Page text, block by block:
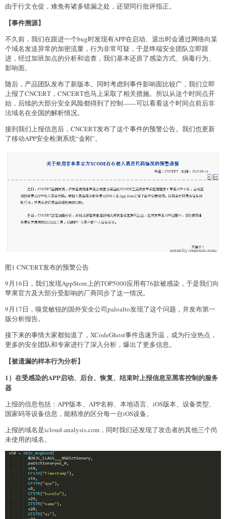
由于行文仓促，难免有诸多错漏之处，还望同行批评指正。
【事件溯源】
不久前，我们在跟进一个bug时发现有APP在启动、退出时会通过网络向某
个域名发送异常的加密流量，行为非常可疑，于是终端安全团队立即跟
进，经过加班加点的分析和追查，我们基本还原了感染方式、病毒行为、
影响面。
随后，产品团队发布了新版本。同时考虑到事件影响面比较广，我们立即
上报了CNCERT，CNCERT也马上采取了相关措施。所以从这个时间点开
始，后续的大部分安全风险都得到了控制——可以看看这个时间点前后非
法域名在全国的解析情况。
接到我们上报信息后，CNCERT发布了这个事件的预警公告。我们也更新
了移动APP安全检测系统“金刚”。
图1 CNCERT发布的预警公告
9月16日，我们发现AppStore上的TOP5000应用有76款被感染，于是我们向
苹果官方及大部分受影响的厂商同步了这一情况。
9月17日，嗅觉敏锐的国外安全公司paloalto发现了这个问题，并发布第一
版分析报告。
接下来的事情大家都知道了，XCodeGhost事件迅速升温，成为行业热点，
更多的安全团队和专家进行了深入分析，爆出了更多信息。
【被遗漏的样本行为分析】
1）在受感染的APP启动、后台、恢复、结束时上报信息至黑客控制的服务
器
上报的信息包括：APP版本、APP名称、本地语言、iOS版本、设备类型、
国家码等设备信息，能精准的区分每一台iOS设备。
上报的域名是icloud-analysis.com，同时我们还发现了攻击者的其他三个尚
未使用的域名。